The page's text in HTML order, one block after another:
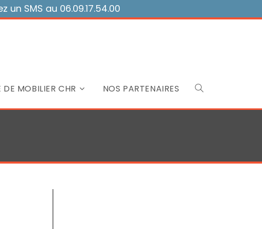
SMS au 06.09.17.54.00
DE MOBILIER CHR NOS PARTENAIRES Toggle
search